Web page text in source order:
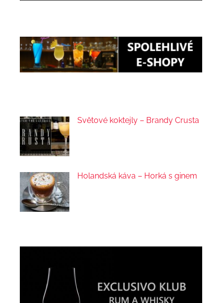
Světové koktejly – Brandy Crusta
Holandská káva – Horká s ginem